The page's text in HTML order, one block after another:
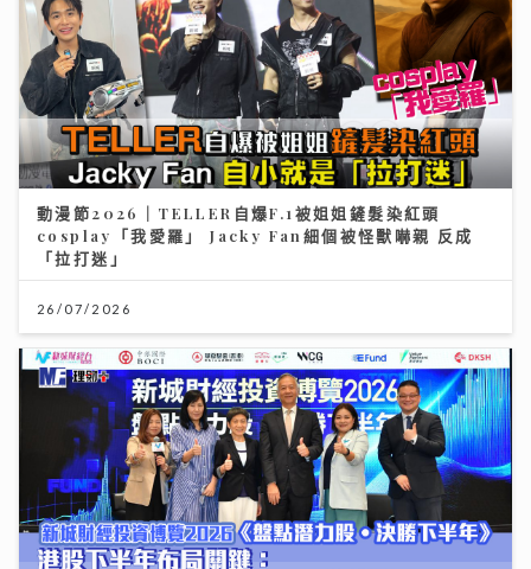
動漫節2026｜TELLER自爆F.1被姐姐鏟髮染紅頭
cosplay「我愛羅」 Jacky Fan細個被怪獸嚇親 反成
「拉打迷」
26/07/2026